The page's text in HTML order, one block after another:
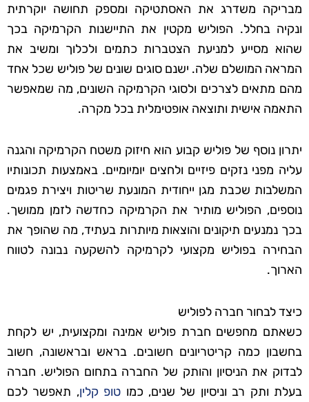
מבריקה משדרג את האסתטיקה ומספק תחושה יוקרתית
ונקיה בחלל. הפוליש מקטין את התיישנות הקרמיקה בכך
שהוא מסייע למניעת הצטברות כתמים ולכלוך ומשיב את
המראה המושלם שלה. ישנם סוגים שונים של פוליש שכל אחד
מהם מתאים לצרכים ולסוגי הקרמיקה השונים, מה שמאפשר
התאמה אישית ותוצאה אופטימלית בכל מקרה.
יתרון נוסף של פוליש קבוע הוא חיזוק משטח הקרמיקה והגנה
עליה מפני נזקים פיזיים ולחצים יומיומיים. באמצעות תכונותיו
המשלבות שכבת מגן ייחודית המונעת שריטות ויצירת פגמים
נוספים, הפוליש מותיר את הקרמיקה כחדשה לזמן ממושך.
בכך נמנעים תיקונים והוצאות מיותרות בעתיד, מה שהופך את
הבחירה בפוליש מקצועי לקרמיקה להשקעה נבונה לטווח
הארוך.
כיצד לבחור חברה לפוליש
כשאתם מחפשים חברת פוליש אמינה ומקצועית, יש לקחת
בחשבון כמה קריטריונים חשובים. בראש ובראשונה, חשוב
לבדוק את הניסיון והותק של החברה בתחום הפוליש. חברה
בעלת ותק רב וניסיון של שנים, כמו טופ קלין, תאפשר לכם